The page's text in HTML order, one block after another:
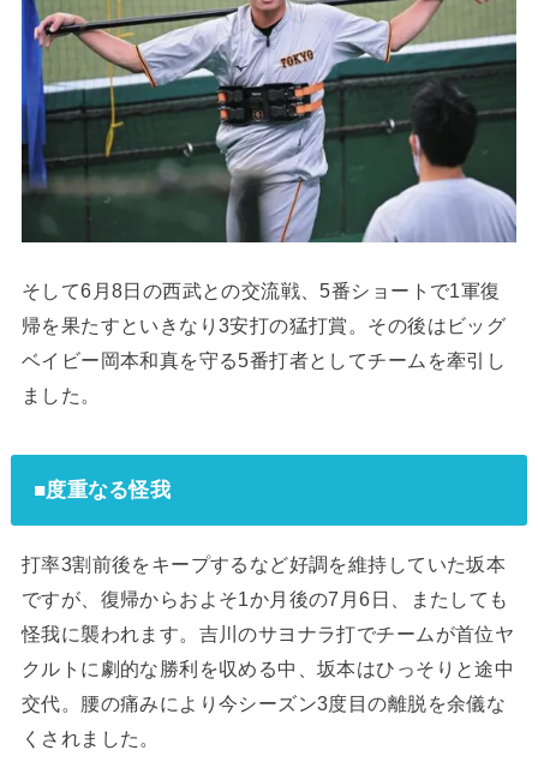
そして6月8日の西武との交流戦、5番ショートで1軍復
帰を果たすといきなり3安打の猛打賞。その後はビッグ
ベイビー岡本和真を守る5番打者としてチームを牽引し
ました。
■度重なる怪我
打率3割前後をキープするなど好調を維持していた坂本
ですが、復帰からおよそ1か月後の7月6日、またしても
怪我に襲われます。吉川のサヨナラ打でチームが首位ヤ
クルトに劇的な勝利を収める中、坂本はひっそりと途中
交代。腰の痛みにより今シーズン3度目の離脱を余儀な
くされました。